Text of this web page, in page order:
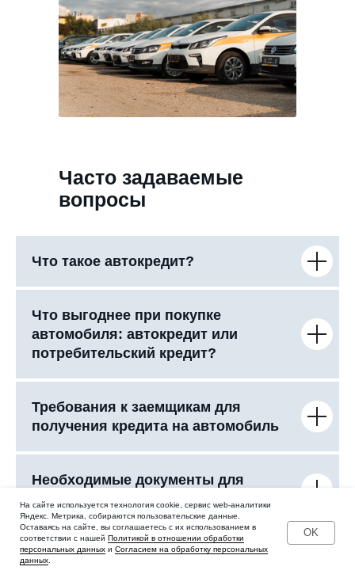
Часто задаваемые
вопросы
Что такое автокредит?
Что выгоднее при покупке
автомобиля: автокредит или
потребительский кредит?
Требования к заемщикам для
получения кредита на автомобиль
Необходимые документы для
получения кредита на авто
Можно ли досрочно погасить кредит
На сайте используется технология cookie, сервис web-аналитики
Яндекс. Метрика, собираются пользовательские данные.
Оставаясь на сайте, вы соглашаетесь с их использованием в
соответствии с нашей Политикой в отношении обработки
персональных данных и Согласием на обработку персональных
данных
OK